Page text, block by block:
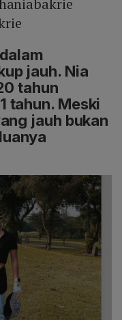
jauh. Nia
tahun
tahun. Meski
jauh bukan